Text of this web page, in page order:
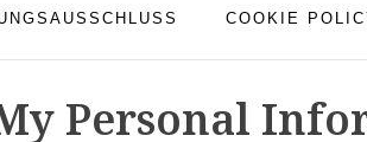
COOKIE
Personal